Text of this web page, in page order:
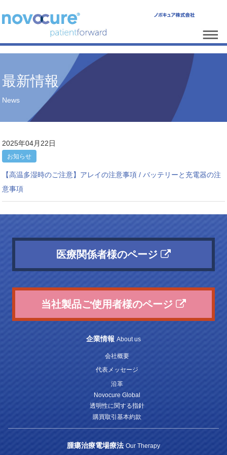
最新情報
News
2025年04月22日
お知らせ
【高温多湿時のご注意】アレイの注意事項 / バッテリーと充電器の注
意事項
医療関係者様のページ
当社製品ご使用者様のページ
企業情報 About us
会社概要
代表メッセージ
沿革
Novocure Global
透明性に関する指針
購買取引基本約款
腫瘍治療電場療法 Our Therapy